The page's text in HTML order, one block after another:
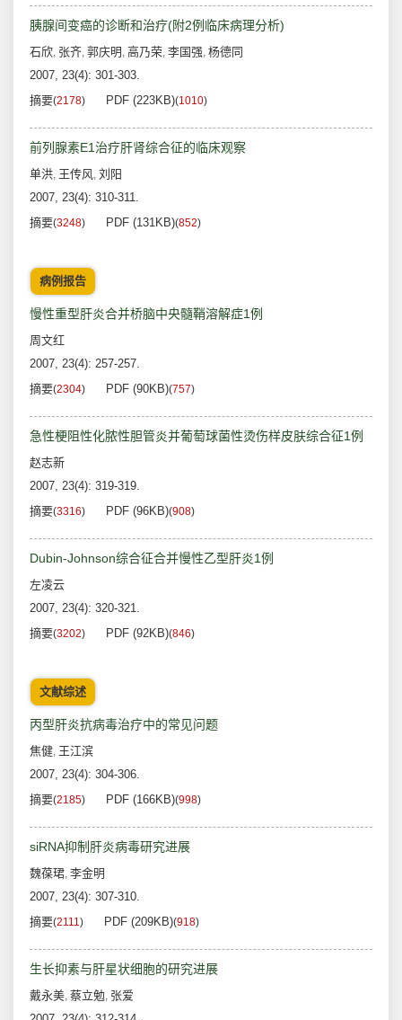
胰腺间变癌的诊断和治疗(附2例临床病理分析)
石欣, 张齐, 郭庆明 , 高乃荣, 李国强, 杨德同
2007, 23(4): 301-303.
摘要(2178) PDF (223KB)(1010)
前列腺素E1治疗肝肾综合征的临床观察
单洪, 王传风, 刘阳
2007, 23(4): 310-311.
摘要(3248) PDF (131KB)(852)
病例报告
慢性重型肝炎合并桥脑中央髓鞘溶解症1例
周文红
2007, 23(4): 257-257.
摘要(2304) PDF (90KB)(757)
急性梗阻性化脓性胆管炎并葡萄球菌性烫伤样皮肤综合征1例
赵志新
2007, 23(4): 319-319.
摘要(3316) PDF (96KB)(908)
Dubin-Johnson综合征合并慢性乙型肝炎1例
左凌云
2007, 23(4): 320-321.
摘要(3202) PDF (92KB)(846)
文献综述
丙型肝炎抗病毒治疗中的常见问题
焦健, 王江滨
2007, 23(4): 304-306.
摘要(2185) PDF (166KB)(998)
siRNA抑制肝炎病毒研究进展
魏葆珺, 李金明
2007, 23(4): 307-310.
摘要(2111) PDF (209KB)(918)
生长抑素与肝星状细胞的研究进展
戴永美, 蔡立勉, 张爱